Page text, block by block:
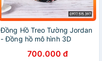
Đồng Hồ Treo Tường Jordan
- Đồng hồ mô hình 3D
700.000 đ